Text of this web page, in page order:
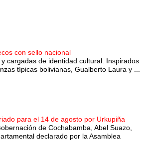
con sello nacional
cargadas de identidad cultural. Inspirados
típicas bolivianas, Gualberto Laura y ...
para el 14 de agosto por Urkupiña
de Cochabamba, Abel Suazo,
declarado por la Asamblea